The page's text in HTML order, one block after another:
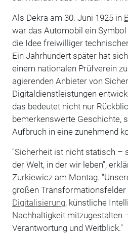
Als Dekra am 30. Juni 1925 in
war das Automobil ein
die Idee freiwilliger
Ein Jahrhundert später hat
einem nationalen Prüfverein
agierenden Anbieter von
Digitaldienstleistungen
das bedeutet nicht nur
bemerkenswerte Geschichte,
Aufbruch in eine zunehmend
"Sicherheit ist nicht statisch –
der Welt, in der wir leben",
Zurkiewicz am Montag.
großen Transformationsfelder
Digitalisierung, künstliche
Nachhaltigkeit mitzugestalten
Verantwortung und Weitblick."